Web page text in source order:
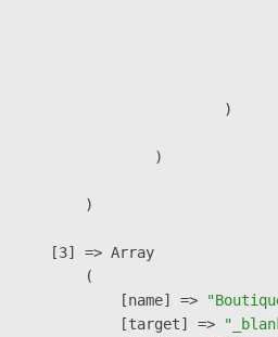
                        )
                )
        )
    [3] => Array
        (
            [name] =>
            [target] =>